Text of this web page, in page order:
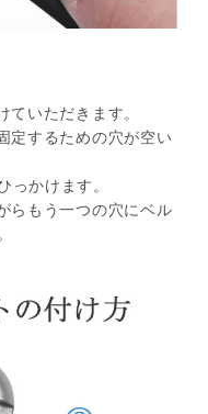
いただきます。
定するための穴が空い
かけます。
らもう一つの穴にベル